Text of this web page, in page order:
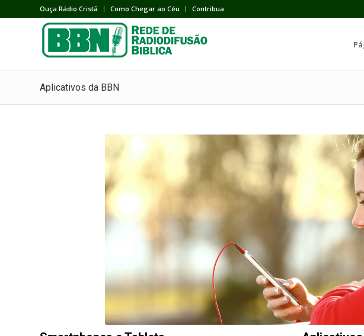
Ouça Rádio Cristã Como Chegar ao Céu Contribua
Aplicativos da BBN